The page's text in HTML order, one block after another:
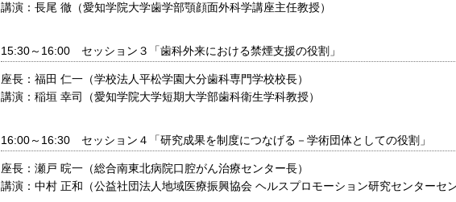
講演： 長尾 徹（愛知学院大学歯学部顎顔面外科学講座主任教授）
15:30～16:00 セッション３「歯科外来における禁煙支援の役割」
座長： 福田 仁一（学校法人平松学園大分歯科専門学校校長）
講演： 稲垣 幸司（愛知学院大学短期大学部歯科衛生学科教授）
16:00～16:30 セッション４「研究成果を制度につなげる－学術団体としての役割」
座長： 瀬戸 晥一（総合南東北病院口腔がん治療センター長）
講演： 中村 正和（公益社団法人地域医療振興協会 ヘルスプロモーション研究センターセン